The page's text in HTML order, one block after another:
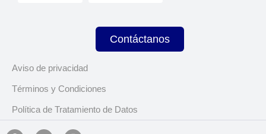
Contáctanos
Aviso de privacidad
Términos y Condiciones
Política de Tratamiento de Datos